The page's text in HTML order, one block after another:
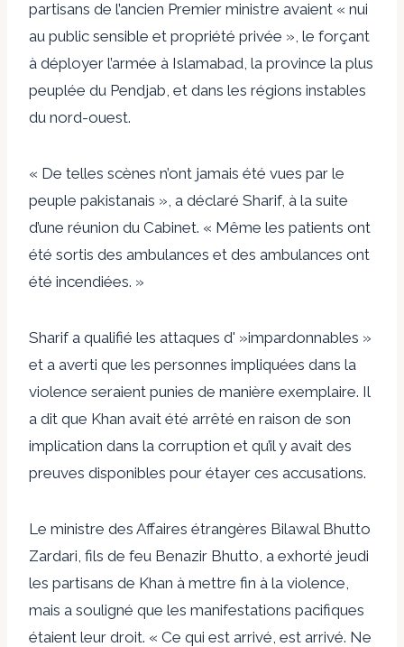
partisans de l’ancien Premier ministre avaient « nui
au public sensible et propriété privée », le forçant
à déployer l’armée à Islamabad, la province la plus
peuplée du Pendjab, et dans les régions instables
du nord-ouest.
« De telles scènes n’ont jamais été vues par le
peuple pakistanais », a déclaré Sharif, à la suite
d’une réunion du Cabinet. « Même les patients ont
été sortis des ambulances et des ambulances ont
été incendiées. »
Sharif a qualifié les attaques d' »impardonnables »
et a averti que les personnes impliquées dans la
violence seraient punies de manière exemplaire. Il
a dit que Khan avait été arrêté en raison de son
implication dans la corruption et qu’il y avait des
preuves disponibles pour étayer ces accusations.
Le ministre des Affaires étrangères Bilawal Bhutto
Zardari, fils de feu Benazir Bhutto, a exhorté jeudi
les partisans de Khan à mettre fin à la violence,
mais a souligné que les manifestations pacifiques
étaient leur droit. « Ce qui est arrivé, est arrivé. Ne